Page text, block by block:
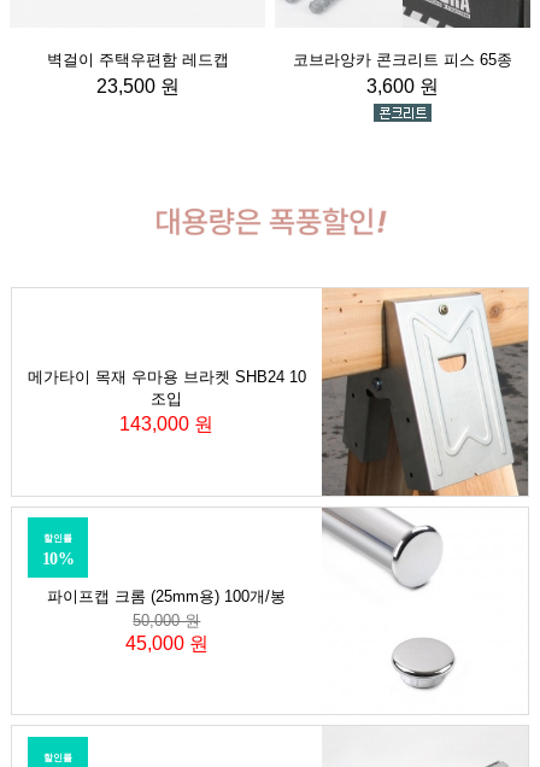
벽걸이 주택우편함 레드캡
23,500 원
코브라앙카 콘크리트 피스 65종
3,600 원
메가타이 목재 우마용 브라켓 SHB24 10
조입
143,000 원
파이프캡 크롬 (25mm용) 100개/봉
할인률
10%
50,000 원
45,000 원
할인률